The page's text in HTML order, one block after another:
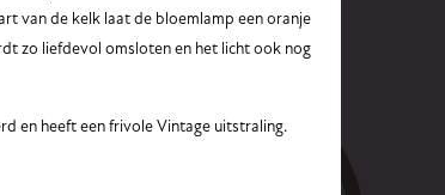
van de kelk laat de bloemlamp een oranje
zo liefdevol omsloten en het licht ook nog
en heeft een frivole Vintage uitstraling.